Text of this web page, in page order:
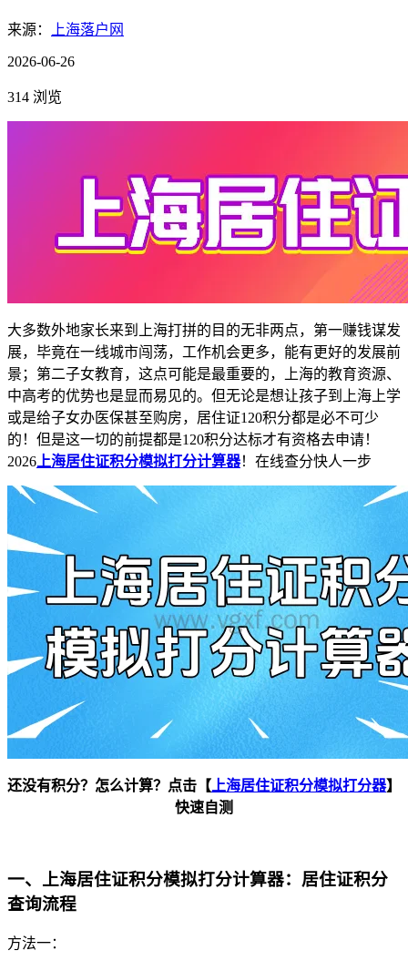
来源： 上海落户网
2026-06-26
314 浏览
大多数外地家长来到上海打拼的目的无非两点，第一赚钱谋发
展，毕竟在一线城市闯荡，工作机会更多，能有更好的发展前
景；第二子女教育，这点可能是最重要的，上海的教育资源、
中高考的优势也是显而易见的。但无论是想让孩子到上海上学
或是给子女办医保甚至购房，居住证120积分都是必不可少
的！但是这一切的前提都是120积分达标才有资格去申请！
2026 上海居住证积分模拟打分计算器！在线查分快人一步
还没有积分？怎么计算？点击【 上海居住证积分模拟打分器】
快速自测
一、上海居住证积分模拟打分计算器：居住证积分
查询流程
方法一：